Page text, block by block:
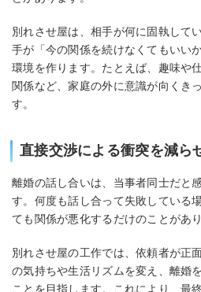
別れさせ屋は、相手が何に固執して
手が「今の関係を続けなくてもいい
環境を作ります。たとえば、趣味や
関係など、家庭の外に意識が向くき
す。
直接交渉による衝突を減ら
離婚の話し合いは、当事者同士だと
す。何度も話し合って失敗している
ても関係が悪化するだけのことがあり
別れさせ屋の工作では、依頼者が正
の気持ちや生活リズムを変え、離婚
ことを目指します。これにより、最